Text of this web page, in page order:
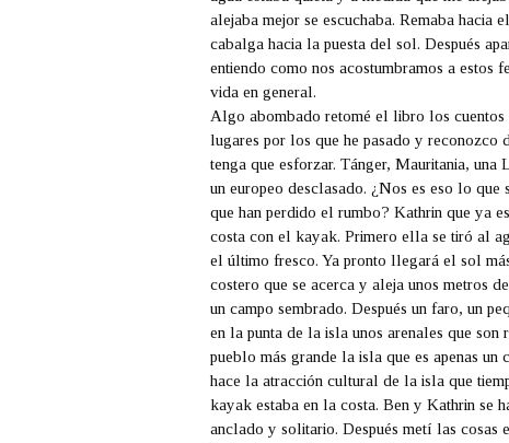
alejaba mejor se escuchaba. Remaba
cabalga hacia la puesta del sol. Después
entiendo como nos acostumbramos a estos
vida en general.
Algo abombado retomé el libro los cuentos
lugares por los que he pasado y reconozco
tenga que esforzar. Tánger, Mauritania, una
un europeo desclasado. ¿Nos es eso lo
que han perdido el rumbo? Kathrin que ya
costa con el kayak. Primero ella se tiró al
el último fresco. Ya pronto llegará el sol
costero que se acerca y aleja unos metros
un campo sembrado. Después un faro, un
en la punta de la isla unos arenales que
pueblo más grande la isla que es apenas
hace la atracción cultural de la isla que
kayak estaba en la costa. Ben y Kathrin se
anclado y solitario. Después metí las cosas